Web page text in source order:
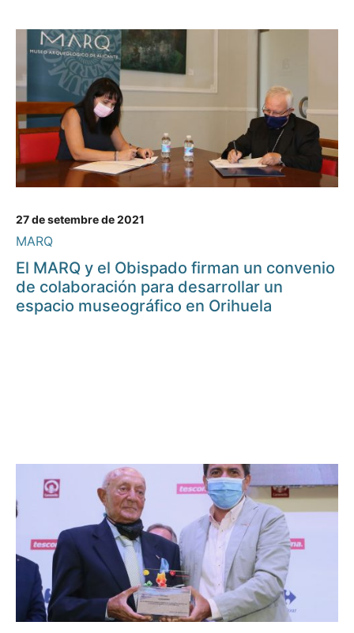
27 de setembre de 2021
MARQ
El MARQ y el Obispado firman un convenio
de colaboración para desarrollar un
espacio museográfico en Orihuela